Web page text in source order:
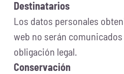
Destinatarios
Los datos personales
web no serán
obligación legal.
Conservación